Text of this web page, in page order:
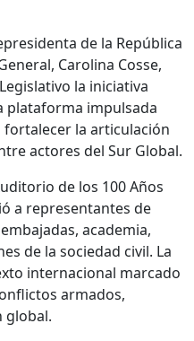
de la República
Carolina Cosse,
la iniciativa
plataforma impulsada
la articulación
actores del Sur Global.
de los 100 Años
a representantes de
academia,
de la sociedad civil. La
internacional marcado
armados,
global.